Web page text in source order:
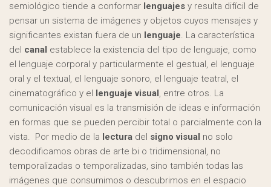
semiológico tiende a conformar lenguajes y resulta difícil de
pensar un sistema de imágenes y objetos cuyos mensajes y
significantes existan fuera de un lenguaje. La característica
del canal establece la existencia del tipo de lenguaje, como
el lenguaje corporal y particularmente el gestual, el lenguaje
oral y el textual, el lenguaje sonoro, el lenguaje teatral, el
cinematográfico y el lenguaje visual, entre otros. La
comunicación visual es la transmisión de ideas e información
en formas que se pueden percibir total o parcialmente con la
vista. Por medio de la lectura del signo visual no solo
decodificamos obras de arte bi o tridimensional, no
temporalizadas o temporalizadas, sino también todas las
imágenes que consumimos o descubrimos en el espacio